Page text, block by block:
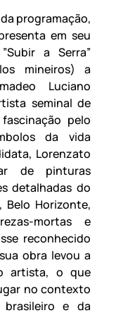
programação,
em seu
a Serra”
mineiros) a
Luciano
seminal de
pelo
da vida
Lorenzato
de pinturas
detalhadas do
Horizonte,
mortas e
reconhecido
obra levou a
artista, o que
no contexto
brasileiro e da